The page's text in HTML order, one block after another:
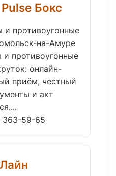
Бокс
противоугонные
на-Амуре
противоугонные
онлайн-
приём, честный
и акт
363-59-65